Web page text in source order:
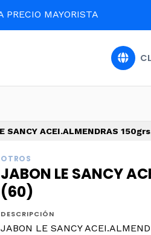
DE TU CASA
CL
SANCY ACEI.ALMENDRAS
OTROS
JABON LE SANCY
(60)
DESCRIPCIÓN
JABON LE SANCY